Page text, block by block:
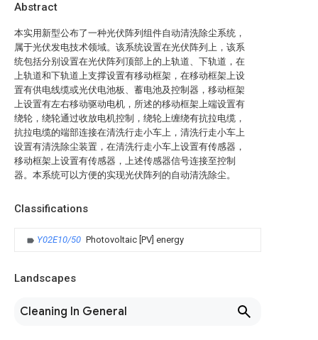
Abstract
本实用新型公布了一种光伏阵列组件自动清洗除尘系统，
属于光伏发电技术领域。该系统设置在光伏阵列上，该系
统包括分别设置在光伏阵列顶部上的上轨道、下轨道，在
上轨道和下轨道上支撑设置有移动框架，在移动框架上设
置有供电线缆或光伏电池板、蓄电池及控制器，移动框架
上设置有左右移动驱动电机，所述的移动框架上端设置有
绕轮，绕轮通过收放电机控制，绕轮上缠绕有抗拉电缆，
抗拉电缆的端部连接在清洗行走小车上，清洗行走小车上
设置有清洗除尘装置，在清洗行走小车上设置有传感器，
移动框架上设置有传感器，上述传感器信号连接至控制
器。本系统可以方便的实现光伏阵列的自动清洗除尘。
Classifications
Y02E10/50 Photovoltaic [PV] energy
Landscapes
Cleaning In General